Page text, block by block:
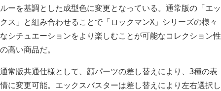
ルーを基調とした成型色に変更となっている。通常版の「エッ
クス」と組み合わせることで「ロックマンX」シリーズの様々
なシチュエーションをより楽しむことが可能なコレクション性
の高い商品だ。
通常版共通仕様として、顔パーツの差し替えにより、3種の表
情に変更可能。エックスバスターは差し替えにより左右選択し